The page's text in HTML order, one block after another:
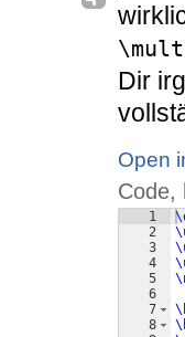
Dir
Open
Code,
1
2
3
4
5
6
7
8